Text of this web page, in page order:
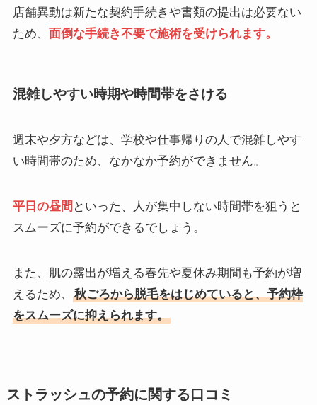
店舗異動は新たな契約手続きや書類の提出は必要ない
ため、 面倒な手続き不要で施術を受けられます。
混雑しやすい時期や時間帯をさける
週末や夕方などは、学校や仕事帰りの人で混雑しやす
い時間帯のため、なかなか予約ができません。
平日の昼間 といった、人が集中しない時間帯を狙うと
スムーズに予約ができるでしょう。
また、肌の露出が増える春先や夏休み期間も予約が増
えるため、
秋ごろから脱毛をはじめていると、予約枠
をスムーズに抑えられます。
ストラッシュの予約に関する口コミ